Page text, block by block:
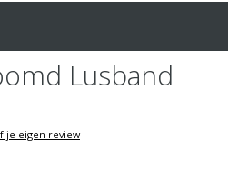
Lusband
je eigen review